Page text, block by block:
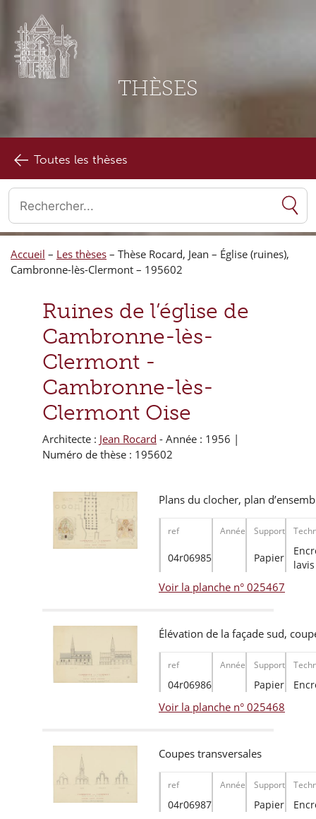
THÈSES
Toutes les thèses
Quand les résultats de l'auto-complétion sont disponibles,
Accueil – Les thèses – Thèse Rocard, Jean – Église (ruines),
Cambronne-lès-Clermont – 195602
Ruines de l’église de
Cambronne-lès-
Clermont -
Cambronne-lès-
Clermont Oise
Architecte : Jean Rocard - Année : 1956 |
Numéro de thèse : 195602
Plans du clocher, plan
ref Année Support
04r06985 Papier
lavis
Voir la planche n° 025467
Élévation de la façade sud,
ref Année Support
04r06986 Papier
Voir la planche n° 025468
Coupes transversales
ref Année Support
04r06987 Papier